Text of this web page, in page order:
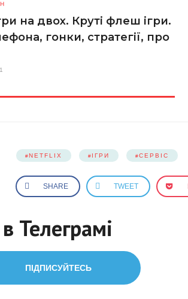
на двох. Круті флеш ігри.
гонки, стратегії, про
NETFLIX ІГРИ СЕРВІС
SHARE TWEET
Телеграмі
ПІДПИСУЙТЕСЬ